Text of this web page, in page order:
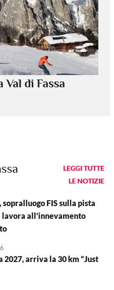
di Fassa
LEGGI TUTTE
LE NOTIZIE
sopralluogo FIS sulla pista
lavora all'innevamento
2027, arriva la 30 km “Just